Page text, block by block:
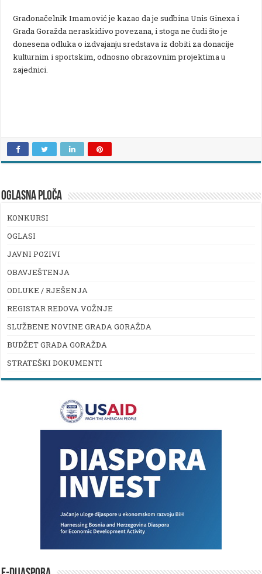
Gradonačelnik Imamović je kazao da je sudbina Unis Ginexa i
Grada Goražda neraskidivo povezana, i stoga ne čudi što je
donesena odluka o izdvajanju sredstava iz dobiti za donacije
kulturnim i sportskim, odnosno obrazovnim projektima u
zajednici.
OGLASNA PLOČA
KONKURSI
OGLASI
JAVNI POZIVI
OBAVJEŠTENJA
ODLUKE / RJEŠENJA
REGISTAR REDOVA VOŽNJE
SLUŽBENE NOVINE GRADA GORAŽDA
BUDŽET GRADA GORAŽDA
STRATEŠKI DOKUMENTI